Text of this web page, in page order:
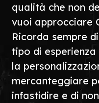
qualità che non
vuoi approcciare
Ricorda sempre
tipo di
la
mercanteggiare
infastidire e di